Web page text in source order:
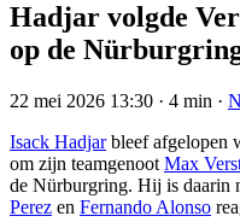
Hadjar volgde
op de
22 mei 2026 13:30 · 4 min ·
Isack Hadjarbleef afgelopen
om zijn teamgenoot Max
de Nürburgring. Hij is daarin
Perez en Fernando Alonso